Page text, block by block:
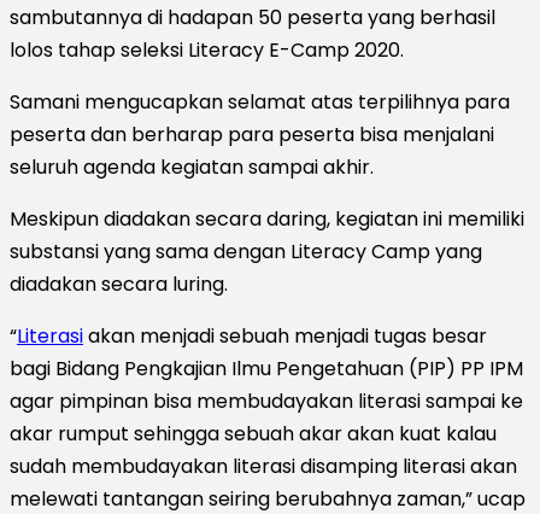
sambutannyadi hadapan 50 peserta yang berhasil
lolos tahap seleksi Literacy E-Camp 2020.
Samani mengucapkan selamat atas terpilihnya para
peserta dan berharap para peserta bisa menjalani
seluruh agenda kegiatan sampai akhir.
Meskipun diadakan secara daring, kegiatan ini memiliki
substansi yang sama dengan Literacy Camp yang
diadakan secara luring.
“Literasiakan menjadi sebuah menjadi tugas besar
bagi Bidang Pengkajian Ilmu Pengetahuan (PIP) PP IPM
agar pimpinan bisa membudayakan literasi sampai ke
akar rumput sehingga sebuah akar akan kuat kalau
sudah membudayakan literasi disamping literasi akan
melewati tantangan seiring berubahnya zaman,” ucap